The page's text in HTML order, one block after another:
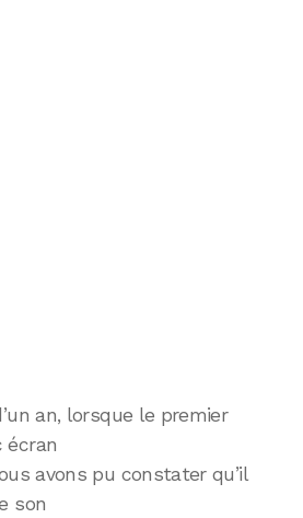
an, lorsque le premier
écran
avons pu constater qu’il
son